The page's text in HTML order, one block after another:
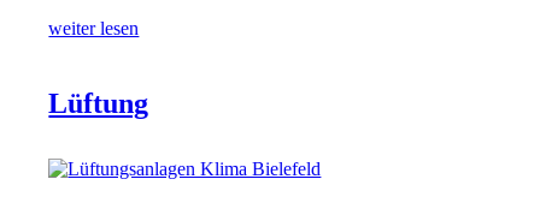
weiter lesen
Lüftung